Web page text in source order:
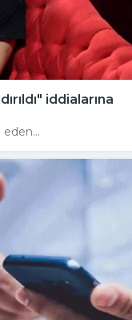
iddialarına
eden...